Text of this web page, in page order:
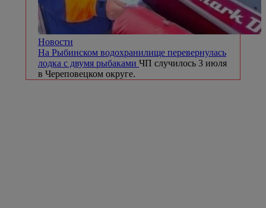
Новости
На Рыбинском водохранилище перевернулась
лодка с двумя рыбаками ЧП случилось 3 июля
в Череповецком округе.